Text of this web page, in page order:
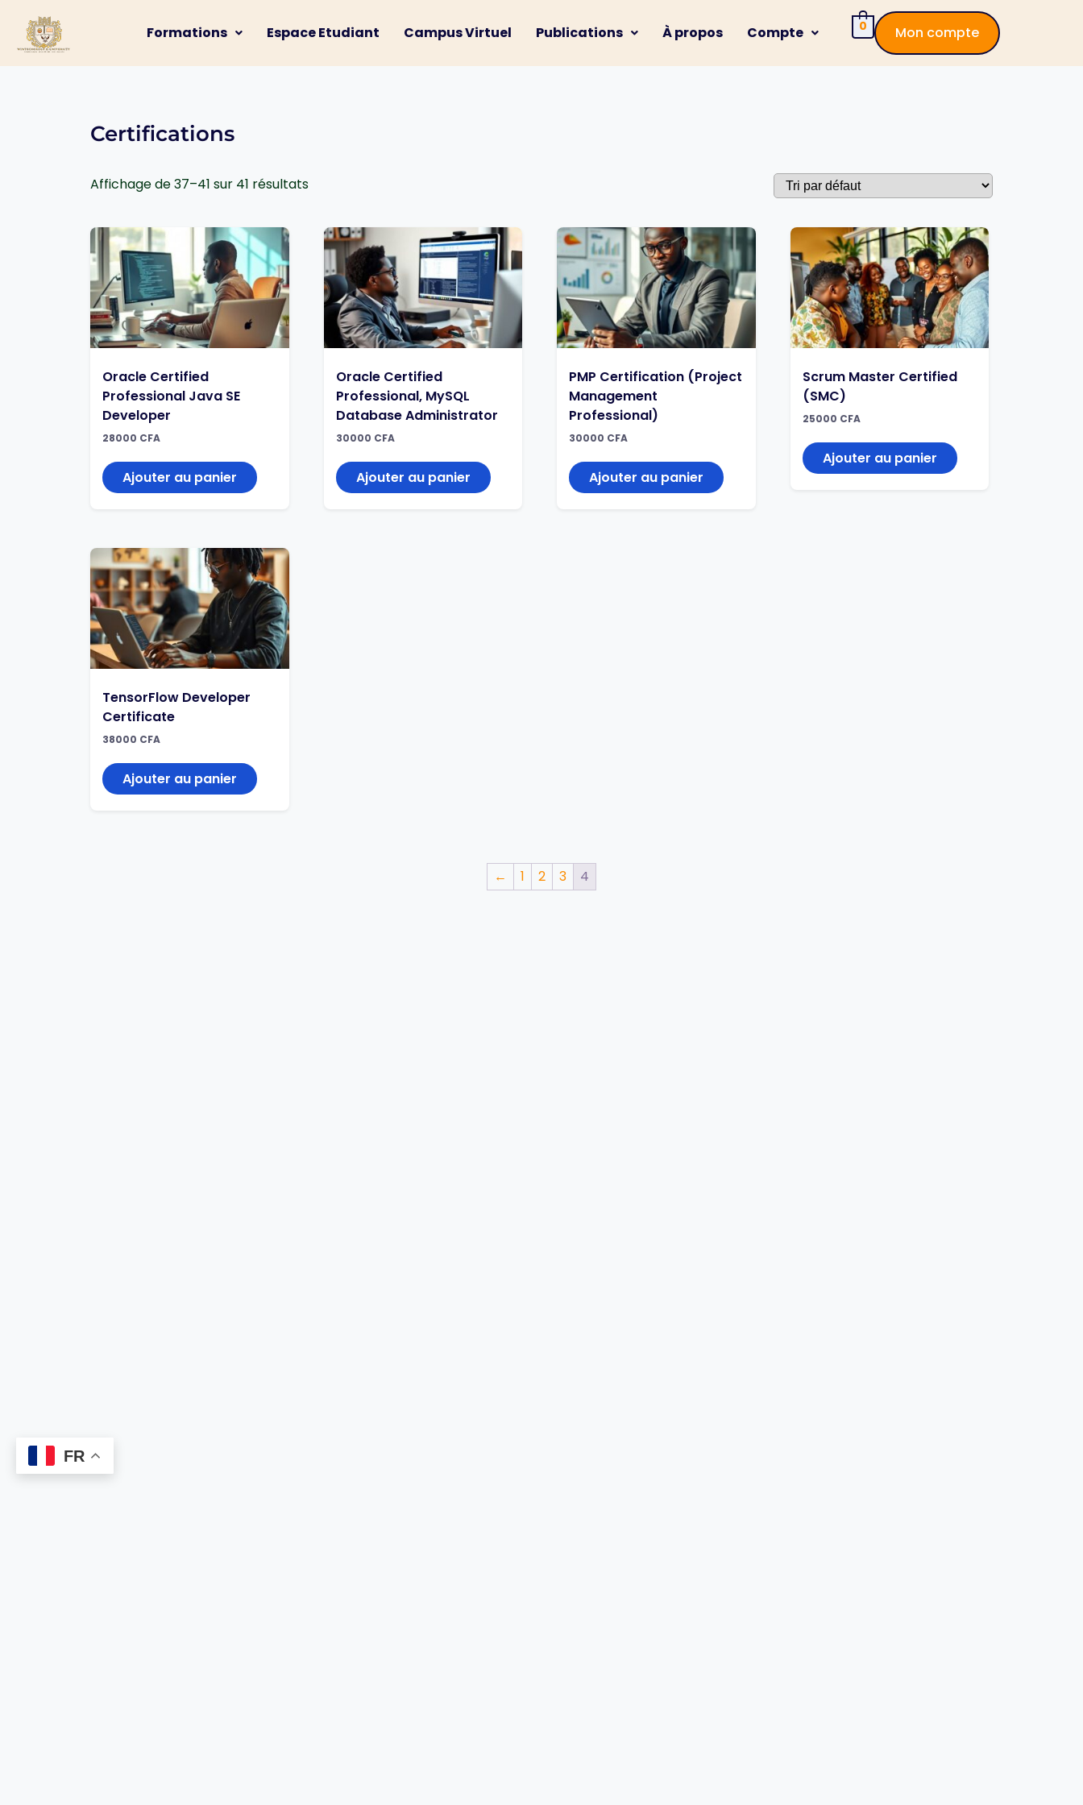
Formations Espace Etudiant Campus Virtuel Publications À propos Compte 0 Mon compte
Certifications
Affichage de 37–41 sur 41 résultats
Oracle Certified
Professional Java SE
Developer
28000 CFA
Ajouter au panier
Oracle Certified
Professional, MySQL
Database Administrator
30000 CFA
Ajouter au panier
PMP Certification (Project
Management
Professional)
30000 CFA
Ajouter au panier
Scrum Master Certified
(SMC)
25000 CFA
Ajouter au panier
TensorFlow Developer
Certificate
38000 CFA
Ajouter au panier
← 1 2 3 4
FR